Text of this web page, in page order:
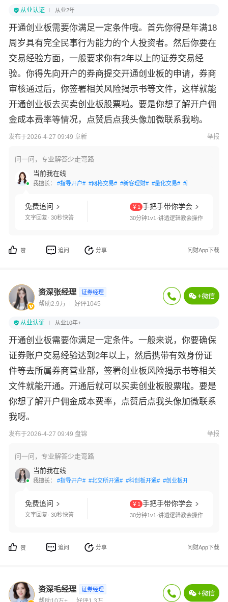
从业认证 从业2年
开通创业板需要你满足一定条件哦。首先你得是年满18
周岁具有完全民事行为能力的个人投资者。然后你要在
交易经验方面，一般要求你有2年以上的证券交易经
验。你得先向开户的券商提交开通创业板的申请，券商
审核通过后，你签署相关风险揭示书等文件，这样就能
开通创业板去买卖创业板股票啦。要是你想了解开户佣
金成本费率等情况，点赞后点我头像加微联系我哟。
发布于2026-4-27 09:49 阜新 举报
问一问，专业解答少走弯路
当前我在线
我擅长： #指导开户# #网格交易# #新客理财# #量化交易# #融资融券#
免费追问
文字回复· 30秒快答
￥1 手把手带你学会
30分钟1v1·讲透逻辑教会操作
赞 追问 分享 问财App下载
资深张经理 证券经理
帮助2.9万 好评1045
从业认证 从业10年+
开通创业板需要你满足一定条件。一般来说，你要确保
证券账户交易经验达到2年以上，然后携带有效身份证
件等去所属券商营业部，签署创业板风险揭示书等相关
文件就能开通。开通后就可以买卖创业板股票啦。要是
你想了解开户佣金成本费率，点赞后点我头像加微联系
我呀。
发布于2026-4-27 09:49 盘锦 举报
问一问，专业解答少走弯路
当前我在线
我擅长： #指导开户# #北交所开通# #科创板开通# #创业板开通#
免费追问
文字回复· 30秒快答
￥1 手把手带你学会
30分钟1v1·讲透逻辑教会操作
赞 追问 分享 问财App下载
资深毛经理 证券经理